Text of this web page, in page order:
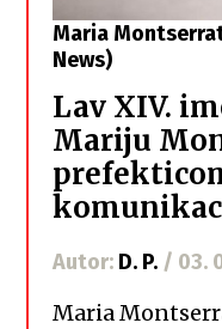
Maria
News)
Lav XIV.
Mariju
Autor: D. P. / 03.
Maria